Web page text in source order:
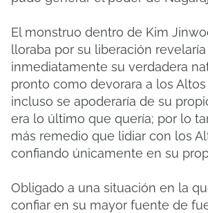
El monstruo dentro de Kim
lloraba por su liberación revelaría
inmediatamente su verdadera
pronto como devorara a los Altos
incluso se apoderaría de su
era lo último que quería; por lo
más remedio que lidiar con los
confiando únicamente en su
Obligado a una situación en la
confiar en su mayor fuente de